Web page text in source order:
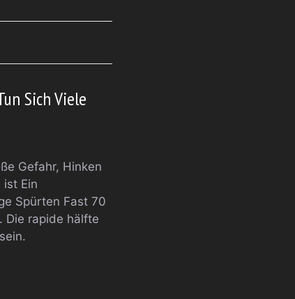
Sich Viele
Gefahr, Hinken
Ein
Spürten Fast 70
Die rapide hälfte